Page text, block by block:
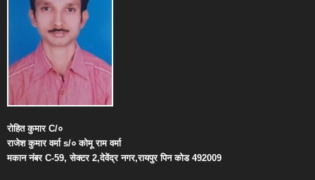
रोहित कुमारC/०
राजेश कुमार वर्माs/० कोमू राम वर्मा
मकान नंबरC-59,सेक्टर2,देवेंद्र नगर,रायपुर पिन कोड492009